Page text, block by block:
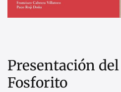
Presentación
Fosforito